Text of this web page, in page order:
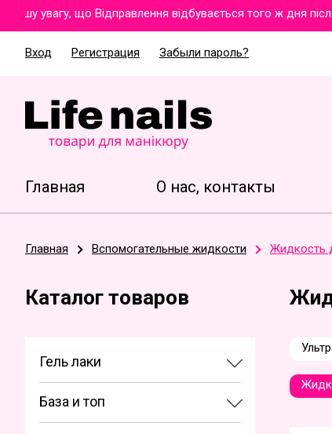
увагу, що Відправлення відбувається того ж дня
Вход Регистрация Забыли пароль?
Главная О нас, контакты
Главная Вспомогательные жидкости Жидкость
Каталог товаров
Гель лаки
База и топ